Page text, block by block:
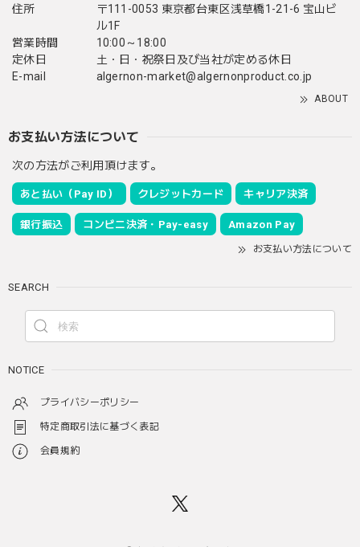
住所
〒111-0053 東京都台東区浅草橋1-21-6 宝山ビ
ル1F
営業時間
10:00～18:00
定休日
土・日・祝祭日及び当社が定める休日
E-mail
algernon-market@algernonproduct.co.jp
ABOUT
お支払い方法について
次の方法がご利用頂けます。
あと払い（Pay ID） クレジットカード キャリア決済
銀行振込 コンビニ決済・Pay-easy Amazon Pay
お支払い方法について
SEARCH
NOTICE
プライバシーポリシー
特定商取引法に基づく表記
会員規約